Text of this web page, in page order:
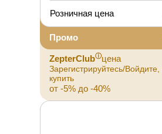
Розничная цена
Промо
ZepterClubⓘцена
Зарегистрируйтесь/Войдите,
купить
от -5% до -40%